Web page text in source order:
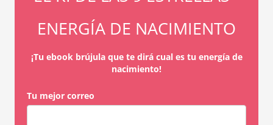
ENERGÍA DE NACIMIENTO
¡Tu ebook brújula que te dirá cual es tu energía de
nacimiento!
Tu mejor correo